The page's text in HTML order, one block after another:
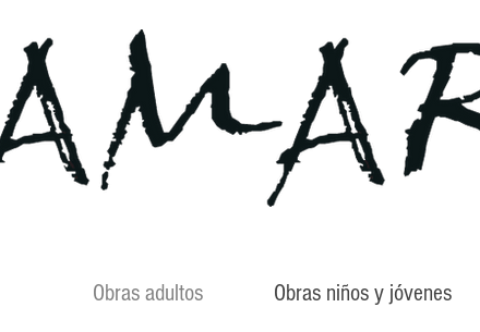
Obras adultos Obras niños y jóvenes